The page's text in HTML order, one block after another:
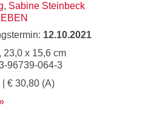
, Sabine Steinbeck
12.10.2021
23,0 x 15,6 cm
96739-064-3
| € 30,80 (A)